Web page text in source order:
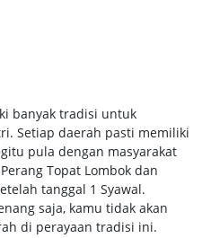
banyak tradisi untuk
Setiap daerah pasti memiliki
pula dengan masyarakat
Topat Lombok dan
tanggal 1 Syawal.
saja, kamu tidak akan
di perayaan tradisi ini.